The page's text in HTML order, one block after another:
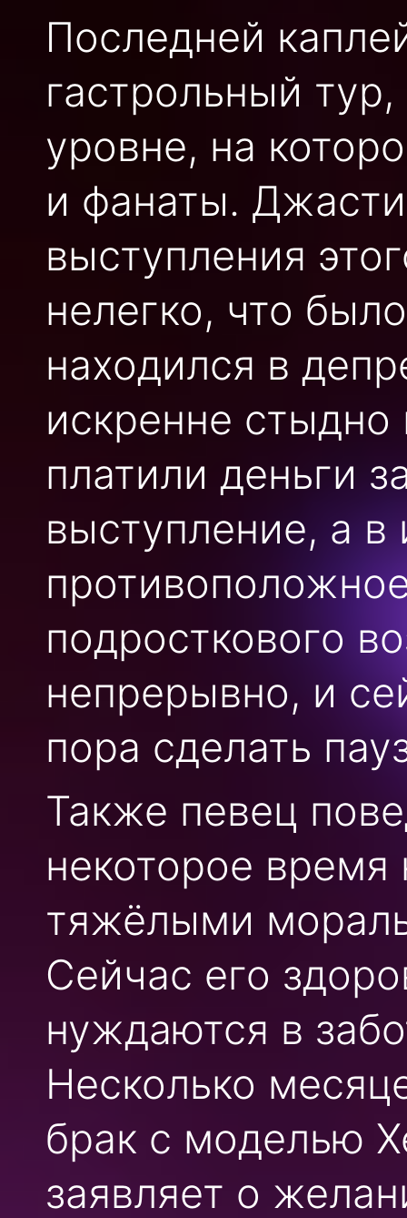
Последней
гастрольный
уровне, на
и фанаты.
выступления
нелегко, что
находился в
искренне
платили деньги
выступление, а в
подросткового
непрерывно, и
пора сделать
Также певец
некоторое время
тяжёлыми
Сейчас его
нуждаются в
Несколько
брак с моделью
заявляет о